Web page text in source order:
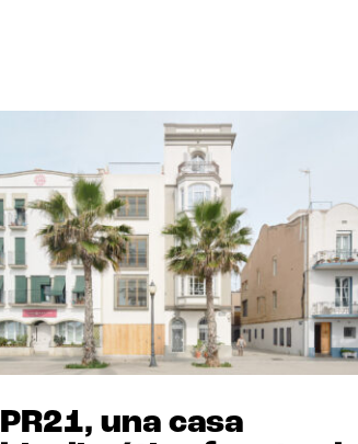
PR21, una casa